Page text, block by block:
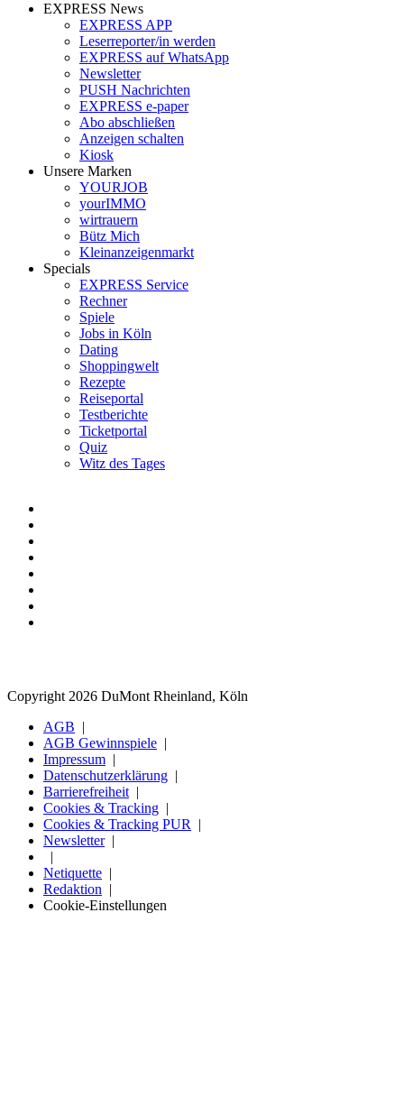
EXPRESS News
EXPRESS APP
Leserreporter/in werden
EXPRESS auf WhatsApp
Newsletter
PUSH Nachrichten
EXPRESS e-paper
Abo abschließen
Anzeigen schalten
Kiosk
Unsere Marken
YOURJOB
yourIMMO
wirtrauern
Bütz Mich
Kleinanzeigenmarkt
Specials
EXPRESS Service
Rechner
Spiele
Jobs in Köln
Dating
Shoppingwelt
Rezepte
Reiseportal
Testberichte
Ticketportal
Quiz
Witz des Tages
Copyright 2026 DuMont Rheinland, Köln
AGB
AGB Gewinnspiele
Impressum
Datenschutzerklärung
Barrierefreiheit
Cookies & Tracking
Cookies & Tracking PUR
Newsletter
Netiquette
Redaktion
Cookie-Einstellungen